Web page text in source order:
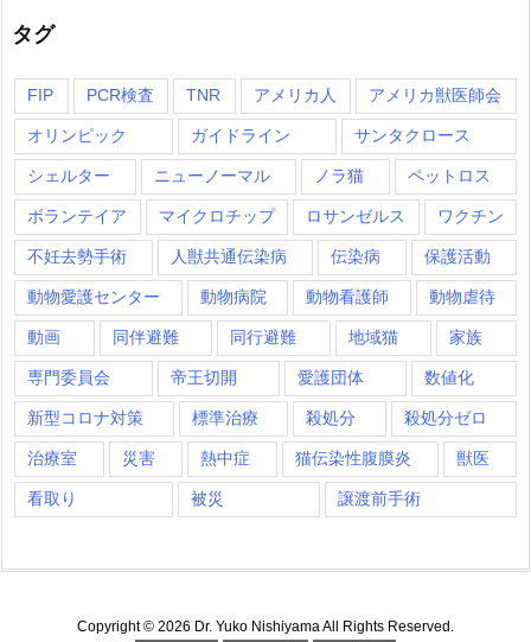
タグ
FIP PCR検査 TNR アメリカ人 アメリカ獣医師会
オリンピック ガイドライン サンタクロース
シェルター ニューノーマル ノラ猫 ペットロス
ボランテイア マイクロチップ ロサンゼルス ワクチン
不妊去勢手術 人獣共通伝染病 伝染病 保護活動
動物愛護センター 動物病院 動物看護師 動物虐待
動画 同伴避難 同行避難 地域猫 家族
専門委員会 帝王切開 愛護団体 数値化
新型コロナ対策 標準治療 殺処分 殺処分ゼロ
治療室 災害 熱中症 猫伝染性腹膜炎 獣医
看取り 被災 譲渡前手術
Copyright © 2026 Dr. Yuko NishiyamaAll Rights Reserved.